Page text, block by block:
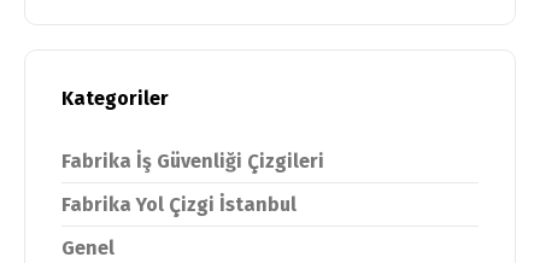
Kategoriler
Fabrika İş Güvenliği Çizgileri
Fabrika Yol Çizgi İstanbul
Genel